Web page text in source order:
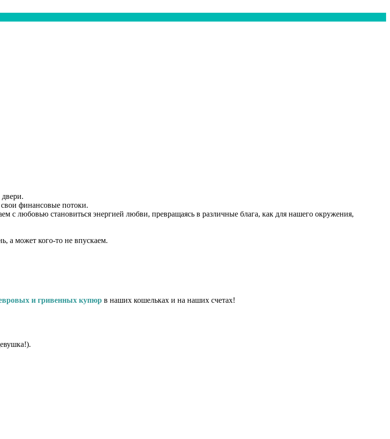
двери.
финансовые потоки.
с любовью становиться энергией любви, превращаясь в различные блага, как для нашего окружения,
а может кого-то не впускаем.
и гривенных купюр в наших кошельках и на наших счетах!